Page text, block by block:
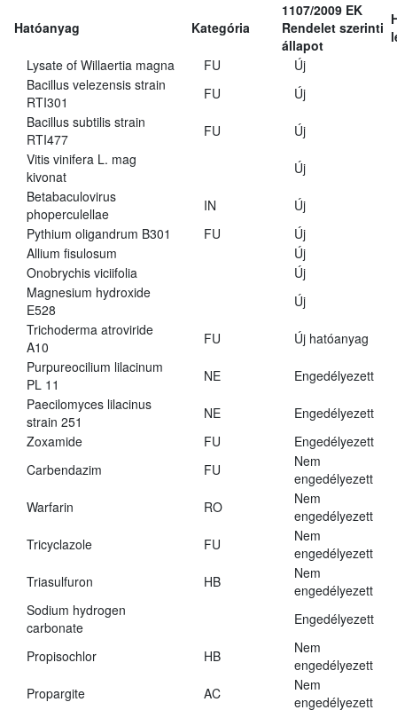
Hatóanyag Kategória
1107/2009 EK
Rendelet szerinti
állapot
Lysate of Willaertia magna
FU
Új
Bacillus velezensis strain
RTI301
FU
Új
Bacillus subtilis strain
RTI477
FU
Új
Vitis vinifera L. mag
kivonat
Új
Betabaculovirus
phoperculellae
IN
Új
Pythium oligandrum B301
FU
Új
Allium fisulosum
Új
Onobrychis viciifolia
Új
Magnesium hydroxide
E528
Új
Trichoderma atroviride
A10
FU
Új hatóanyag
Purpureocilium lilacinum
PL 11
NE
Engedélyezett
Paecilomyces lilacinus
strain 251
NE
Engedélyezett
Zoxamide
FU
Engedélyezett
Carbendazim
FU
Nem
engedélyezett
Warfarin
RO
Nem
engedélyezett
Tricyclazole
FU
Nem
engedélyezett
Triasulfuron
HB
Nem
engedélyezett
Sodium hydrogen
carbonate
Engedélyezett
Propisochlor HB
Nem
engedélyezett
Propargite
AC
Nem
engedélyezett